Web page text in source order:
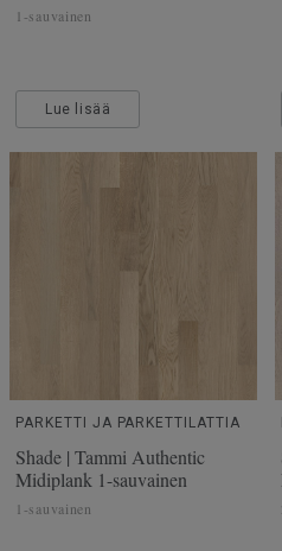
1-sauvainen
Lue lisää
PARKETTI JA PARKETTILATTIA
Shade | Tammi Authentic
Midiplank 1-sauvainen
1-sauvainen